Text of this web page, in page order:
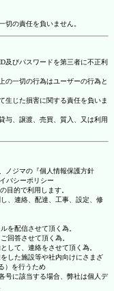
切の責任を負いません。
及びパスワードを第三者に不正利
の一切の行為はユーザーの行為と
生じた損害に関する責任を負いま
与、譲渡、売買、質入、又は利用
ノジマの『個人情報保護方針
バシーポリシー
目的で利用します。
、連絡、配達、工事、設定、修
を配信させて頂く為。
回答させて頂く為。
して、連絡をさせて頂く為。
した施設等や社内向けにさまざ
）を行うため
号に該当する場合、弊社は個人デ